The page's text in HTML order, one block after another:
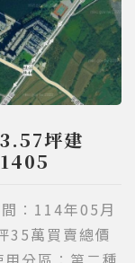
坪建
間∶114年05月
萬買賣總價